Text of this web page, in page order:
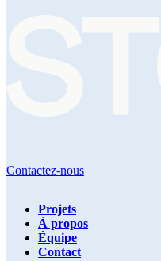
Contactez-nous
Navigation
Projets
À propos
Équipe
Contact